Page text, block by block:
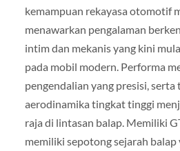
kemampuan rekayasa otomotif
menawarkan pengalaman
intim dan mekanis yang kini
pada mobil modern. Performa
pengendalian yang presisi, serta
aerodinamika tingkat tinggi
raja di lintasan balap. Memiliki
memiliki sepotong sejarah balap